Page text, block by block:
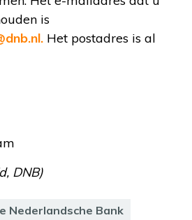
is
Het postadres is al
DNB)
Nederlandsche Bank